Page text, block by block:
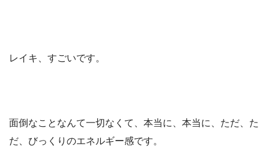
レイキ、すごいです。
面倒なことなんて一切なくて、本当に、本当に、ただ、た
だ、びっくりのエネルギー感です。